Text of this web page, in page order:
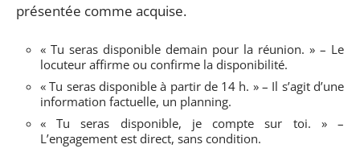
présentée comme acquise.
« Tu seras disponible demain pour la réunion. » – Le
locuteur affirme ou confirme la disponibilité.
« Tu seras disponible à partir de 14 h. » – Il s’agit d’une
information factuelle, un planning.
« Tu seras disponible, je compte sur toi. » –
L’engagement est direct, sans condition.